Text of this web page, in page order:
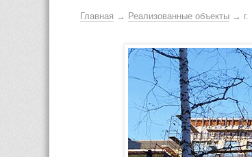
Главная Реализованные объекты